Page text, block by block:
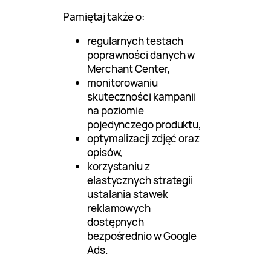
Pamiętaj także o:
regularnych testach
poprawności danych w
Merchant Center,
monitorowaniu
skuteczności kampanii
na poziomie
pojedynczego produktu,
optymalizacji zdjęć oraz
opisów,
korzystaniu z
elastycznych strategii
ustalania stawek
reklamowych
dostępnych
bezpośrednio w Google
Ads.